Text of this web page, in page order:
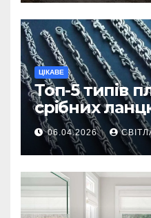
ЦІКАВЕ
Топ-5 типів
срібних
вважаються
06.04.2026